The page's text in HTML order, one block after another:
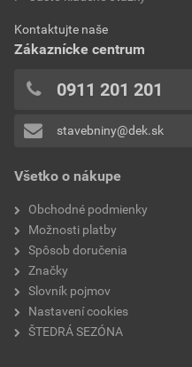
priemer zvodu
Pridávať hodnotenie
Všetko o nákupe
Obchodné podmienky
Možnosti platby
Spôsob doručenia
Značky
Slovník pojmov
Nastavení cookies
ŠTEDRÁ SEZÓNA
Kontaktujte naše
Zákaznícke centrum
0911 201 201
stavebniny@dek.sk